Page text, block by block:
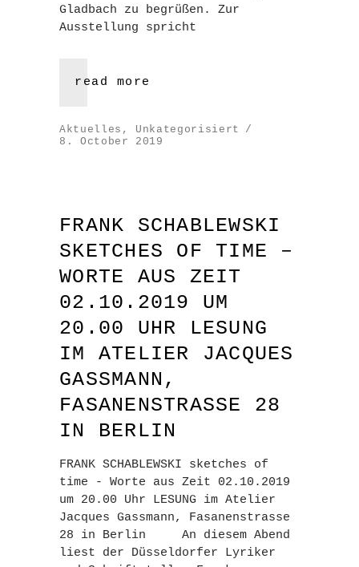
Gladbach zu begrüßen. Zur
Ausstellung spricht
read more
Aktuelles , Unkategorisiert
8. October 2019
FRANK SCHABLEWSKI
SKETCHES OF TIME –
WORTE AUS ZEIT
02.10.2019 UM
20.00 UHR LESUNG
IM ATELIER JACQUES
GASSMANN,
FASANENSTRASSE 28
IN BERLIN
FRANK SCHABLEWSKI sketches of
time - Worte aus Zeit 02.10.2019
um 20.00 Uhr LESUNG im Atelier
Jacques Gassmann, Fasanenstrasse
28 in Berlin An diesem Abend
liest der Düsseldorfer Lyriker